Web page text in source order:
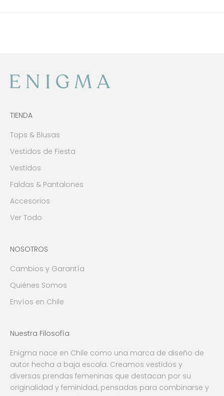
TIENDA
Tops & Blusas
Vestidos de Fiesta
Vestidos
Faldas & Pantalones
Accesorios
Ver Todo
NOSOTROS
Cambios y Garantía
Quiénes Somos
Envíos en Chile
Nuestra Filosofía
Enigma nace en Chile como una marca de diseño de
autor hecha a baja escala. Creamos vestidos y
diversas prendas femeninas que destacan por su
originalidad y feminidad, pensadas para combinarse y